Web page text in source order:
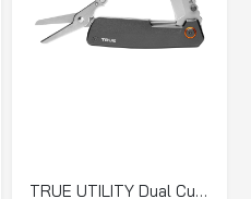
TRUE UTILITY Dual Cutter Çakı (0002-G)